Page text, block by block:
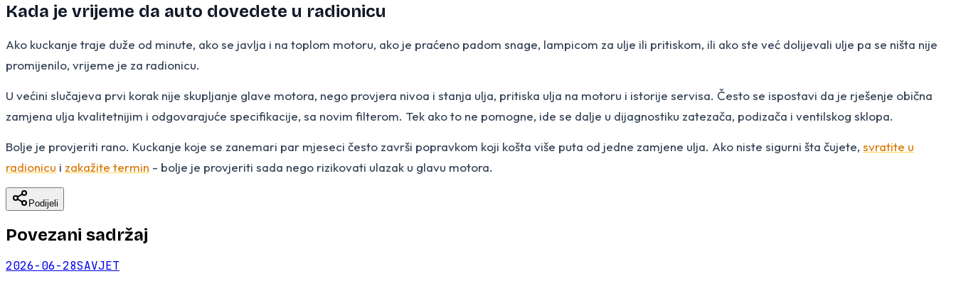
Kada je vrijeme da auto dovedete u radionicu
Ako kuckanje traje duže od minute, ako se javlja i na toplom motoru, ako je praćeno padom snage, lampicom za ulje ili pritiskom, ili ako ste već dolijevali ulje pa se ništa nije
promijenilo, vrijeme je za radionicu.
U većini slučajeva prvi korak nije skupljanje glave motora, nego provjera nivoa i stanja ulja, pritiska ulja na motoru i istorije servisa. Često se ispostavi da je rješenje obična
zamjena ulja kvalitetnijim i odgovarajuće specifikacije, sa novim filterom. Tek ako to ne pomogne, ide se dalje u dijagnostiku zatezača, podizača i ventilskog sklopa.
Bolje je provjeriti rano. Kuckanje koje se zanemari par mjeseci često završi popravkom koji košta više puta od jedne zamjene ulja. Ako niste sigurni šta čujete, svratite u
radionicu i zakažite termin - bolje je provjeriti sada nego rizikovati ulazak u glavu motora.
Podijeli
Povezani sadržaj
2026-06-28SAVJET